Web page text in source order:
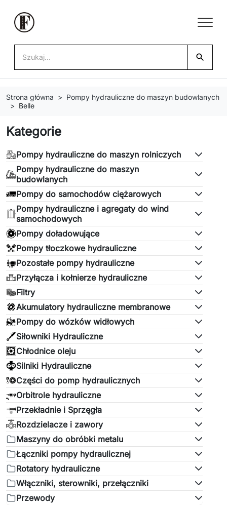
search
Strona główna
Pompy hydrauliczne do maszyn budowlanych
Belle
Kategorie
Pompy hydrauliczne do maszyn rolniczych
Pompy hydrauliczne do maszyn
budowlanych
Pompy do samochodów ciężarowych
Pompy hydrauliczne i agregaty do wind
samochodowych
Pompy doładowujące
Pompy tłoczkowe hydrauliczne
Pozostałe pompy hydrauliczne
Przyłącza i kołnierze hydrauliczne
Filtry
Akumulatory hydrauliczne membranowe
Pompy do wózków widłowych
Siłowniki Hydrauliczne
Chłodnice oleju
Silniki Hydrauliczne
Części do pomp hydraulicznych
Orbitrole hydrauliczne
Przekładnie i Sprzęgła
Rozdzielacze i zawory
Maszyny do obróbki metalu
Łączniki pompy hydraulicznej
Rotatory hydrauliczne
Włączniki, sterowniki, przełączniki
Przewody